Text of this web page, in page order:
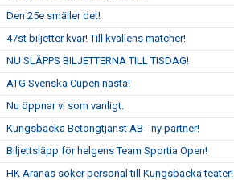
Den 25e smäller det!
47st biljetter kvar! Till kvällens matcher!
NU SLÄPPS BILJETTERNA TILL TISDAG!
ATG Svenska Cupen nästa!
Nu öppnar vi som vanligt.
Kungsbacka Betongtjänst AB - ny partner!
Biljettsläpp för helgens Team Sportia Open!
HK Aranäs söker personal till Kungsbacka teater!